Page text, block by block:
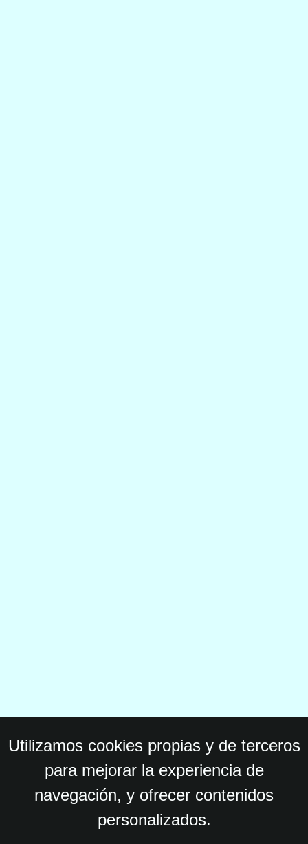
Utilizamos cookies propias y de terceros
para mejorar la experiencia de
navegación, y ofrecer contenidos
personalizados.